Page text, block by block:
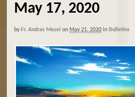
May 17, 2020
by Fr. Andras Mezei on May 21, 2020 in Bulletins